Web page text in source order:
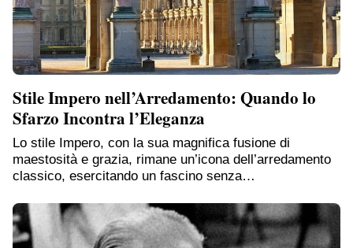
Stile Impero nell’Arredamento: Quando lo
Sfarzo Incontra l’Eleganza
Lo stile Impero, con la sua magnifica fusione di
maestosità e grazia, rimane un’icona dell’arredamento
classico, esercitando un fascino senza…